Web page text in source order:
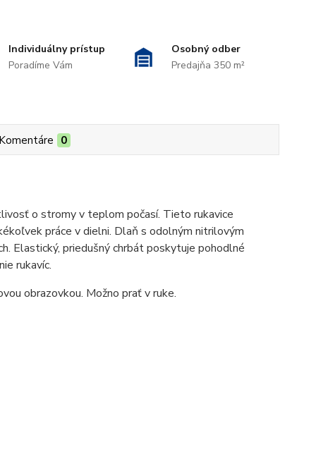
Individuálny prístup
Poradíme Vám
Osobný odber
Predajňa 350 m²
0
o stromy v teplom počasí. Tieto rukavice
práce v dielni. Dlaň s odolným nitrilovým
Elastický, priedušný chrbát poskytuje pohodlné
rukavíc.
obrazovkou. Možno prať v ruke.